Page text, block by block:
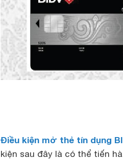
Điều kiện mở thẻ tín dụng
kiện sau đây là có thể tiến